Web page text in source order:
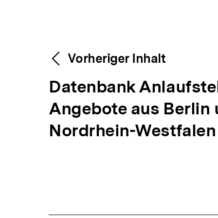
Weitere
Inhalte
Content-
Navigation
Vorheriger Inhalt
V
o
r
Datenbank
Angebote aus Berlin
Nordrhein-Westfalen